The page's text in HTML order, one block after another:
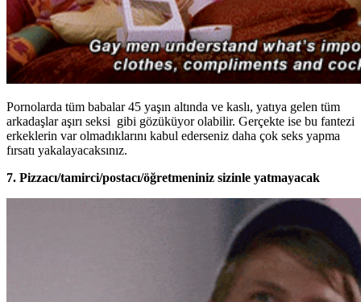
Pornolarda tüm babalar 45 yaşın altında ve kaslı, yatıya gelen tüm
arkadaşlar aşırı seksi gibi gözüküyor olabilir. Gerçekte ise bu fantezi
erkeklerin var olmadıklarını kabul ederseniz daha çok seks yapma
fırsatı yakalayacaksınız.
7. Pizzacı/tamirci/postacı/öğretmeniniz sizinle yatmayacak